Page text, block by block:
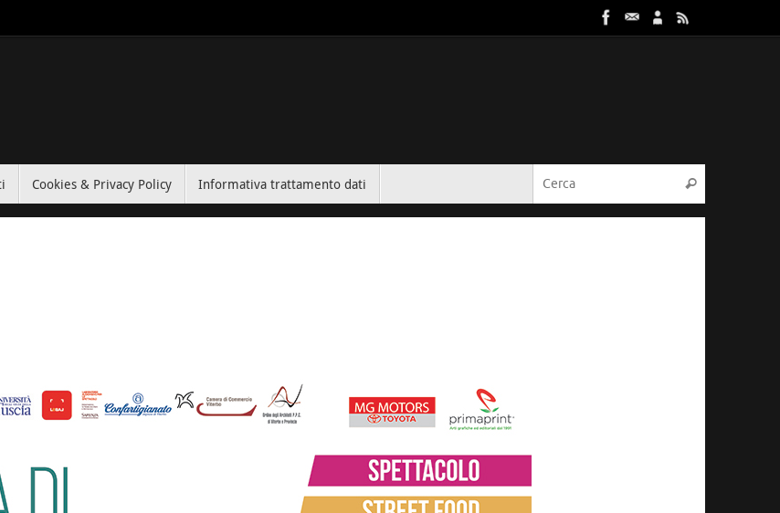
Cookies & Privacy Policy Informativa trattamento dati Cerca